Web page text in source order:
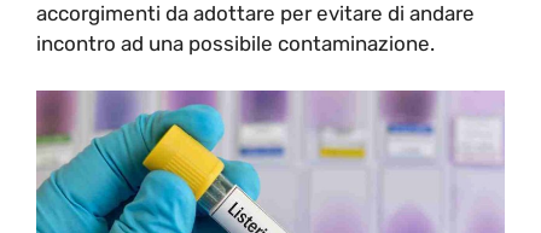
accorgimenti da adottare per evitare di andare
incontro ad una possibile contaminazione.